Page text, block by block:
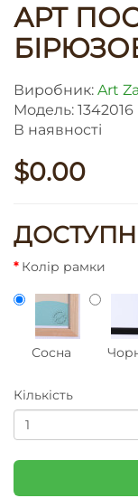
АРТ
Виробник: Art
Модель: 1342016
В наявності
$0.00
Колір рамки
Сосна
Кількість